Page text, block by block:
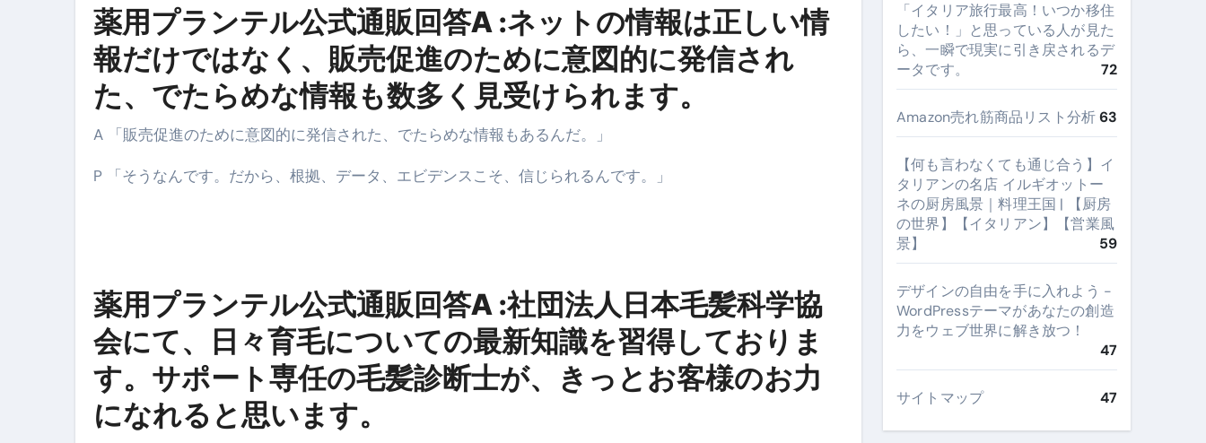
薬用プランテル公式通販回答A :ネットの情報は正しい情
報だけではなく、販売促進のために意図的に発信され
た、でたらめな情報も数多く見受けられます。
A 「販売促進のために意図的に発信された、でたらめな情報もあるんだ。」
P 「そうなんです。だから、根拠、データ、エビデンスこそ、信じられるんです。」
薬用プランテル公式通販回答A :社団法人日本毛髪科学協
会にて、日々育毛についての最新知識を習得しておりま
す。サポート専任の毛髪診断士が、きっとお客様のお力
になれると思います。
​「イタリア旅行最高！いつか移住
したい！」と思っている人が見た
ら、一瞬で現実に引き戻されるデ
ータです。
72
Amazon売れ筋商品リスト分析63
【何も言わなくても通じ合う】イ
タリアンの名店 イルギオットー
ネの厨房風景｜料理王国 | 【厨房
の世界】【イタリアン】【営業風
景】
59
デザインの自由を手に入れよう -
WordPressテーマがあなたの創造
力をウェブ世界に解き放つ！
47
サイトマップ 47